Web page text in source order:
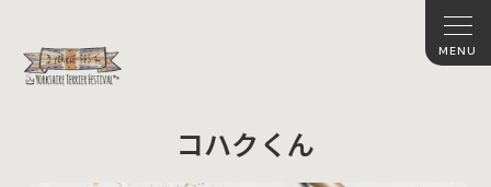
コハクくん